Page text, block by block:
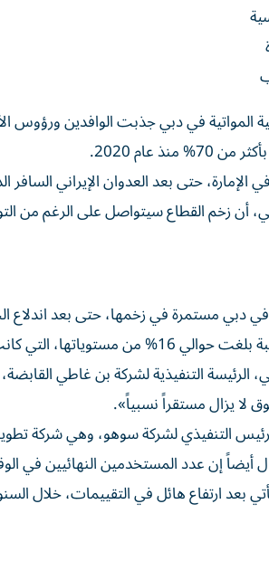
المواتية في دبي جذبت الوافدين ورؤوس
عام 2020.
الإمارة، حتى بعد العدوان الإيراني
أن زخم القطاع سيتواصل على الرغم من
كانت في منتصف مارس/آذار.
الرئيسة التنفيذية لشركة بن غاطي
لا يزال مستقراً نسبياً».
التنفيذي لشركة سوهو، وهي شركة
إن عدد المستخدمين النهائيين في
بعد ارتفاع هائل في التقييمات، خلال